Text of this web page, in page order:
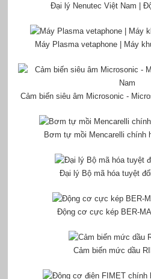
Đại lý Nenutec Việt Nam |
Máy Plasma vetaphone | Máy
Cảm biến siêu âm Microsonic -
Bơm tự mồi Mencarelli chính
Đại lý Bộ mã hóa tuyệt
Động cơ cực kép BER-
Cảm biến mức dầu